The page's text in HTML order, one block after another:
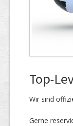
Top-
Wir sind
Gerne